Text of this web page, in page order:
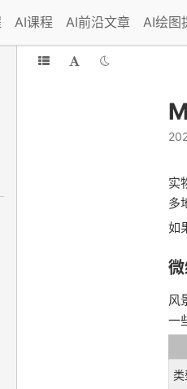
AI课程 AI前沿文章 AI绘图
实
多
如
风
一
类